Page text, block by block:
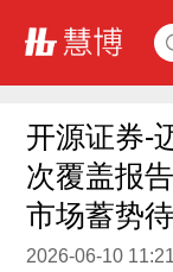
开源证券-
次覆盖报
市场蓄势
2026-06-10